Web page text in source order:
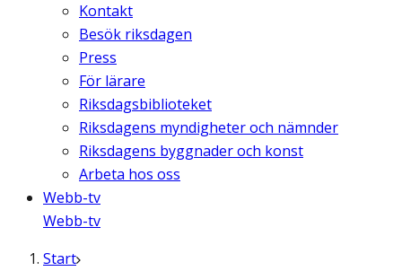
Kontakt
Besök riksdagen
Press
För lärare
Riksdagsbiblioteket
Riksdagens myndigheter och nämnder
Riksdagens byggnader och konst
Arbeta hos oss
Webb-tv
Webb-tv
Start